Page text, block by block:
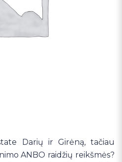
Darių ir Girėną, tačiau
ANBO raidžių reikšmės?